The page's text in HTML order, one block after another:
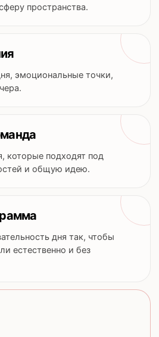
пространства.
эмоциональные точки,
которые подходят под
и общую идею.
дня так, чтобы
естественно и без